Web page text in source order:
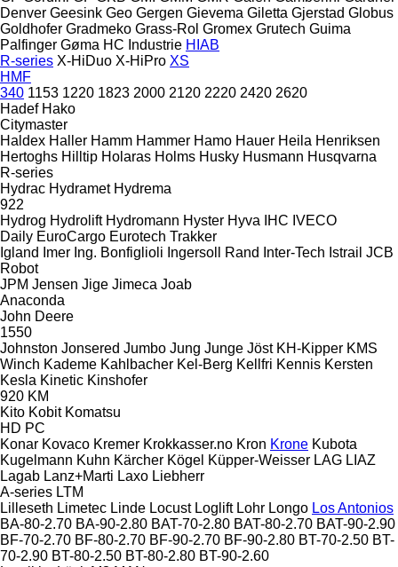
Denver Geesink Geo Gergen Gievema Giletta Gjerstad Globus
Goldhofer Gradmeko Grass-Rol Gromex Grutech Guima
Palfinger Gøma HC Industrie HIAB
R-series X-HiDuo X-HiPro XS
HMF
340 1153 1220 1823 2000 2120 2220 2420 2620
Hadef Hako
Citymaster
Haldex Haller Hamm Hammer Hamo Hauer Heila Henriksen
Hertoghs Hilltip Holaras Holms Husky Husmann Husqvarna
R-series
Hydrac Hydramet Hydrema
922
Hydrog Hydrolift Hydromann Hyster Hyva IHC IVECO
Daily EuroCargo Eurotech Trakker
Igland
Imer Ing. Bonfiglioli Ingersoll Rand Inter-Tech Istrail JCB
Robot
JPM Jensen Jige Jimeca Joab
Anaconda
John Deere
1550
Johnston Jonsered Jumbo Jung Junge Jöst KH-Kipper KMS
Winch Kademe Kahlbacher Kel-Berg Kellfri Kennis Kersten
Kesla Kinetic Kinshofer
920 KM
Kito Kobit Komatsu
HD PC
Konar Kovaco Kremer Krokkasser.no Kron Krone Kubota
Kugelmann Kuhn Kärcher Kögel Küpper-Weisser LAG LIAZ
Lagab Lanz+Marti Laxo Liebherr
A-series LTM
Lilleseth Limetec Linde Locust Loglift Lohr Longo Los Antonios
BA-80-2.70 BA-90-2.80 BAT-70-2.80 BAT-80-2.70 BAT-90-2.90
BF-70-2.70 BF-80-2.70 BF-90-2.70 BF-90-2.80 BT-70-2.50 BT-
70-2.90 BT-80-2.50 BT-80-2.80 BT-90-2.60